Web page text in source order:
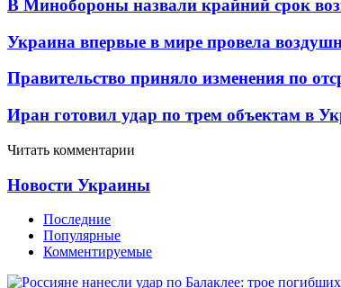
В Минобороны назвали крайний срок
Украина впервые в мире провела
Правительство приняло изменения по
Иран готовил удар по трем объектам в
Читать комментарии
Новости Украины
Последние
Популярные
Комментируемые